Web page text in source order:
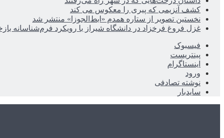
کشف آنزیمی که پیری را معکوس می کند
نخستین تصویر از ستاره همدم «ابط‌الجوزا» منتشر شد
غزل فروغ فرخزاد در دانشگاه شیراز با رویکرد فرم‌شناسانه
فیسبوک
پینتریست
اینستاگرام
ورود
نوشته تصادفی
سایدبار